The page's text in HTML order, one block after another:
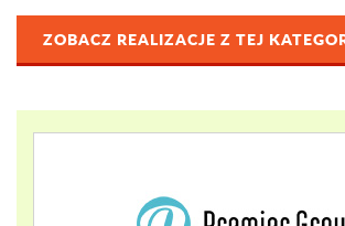
ZOBACZ REALIZACJE Z TEJ